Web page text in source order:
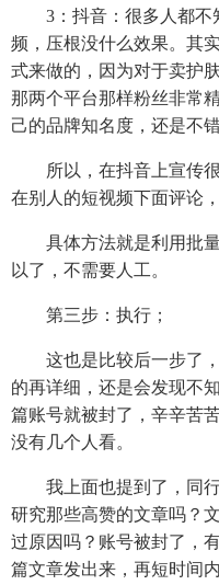
3：抖音：很多人都不
频，压根没什么效果。其
式来做的，因为对于卖护
那两个平台那样粉丝非常
己的品牌知名度，还是不错
所以，在抖音上宣传很
在别人的短视频下面评论
具体方法就是利用批量
以了，不需要人工。
第三步：执行；
这也是比较后一步了，
的再详细，还是会发现不
篇账号就被封了，辛辛苦
没有几个人看。
我上面也提到了，同行
研究那些高赞的文章吗？
过原因吗？账号被封了，
篇文章发出来，再短时间